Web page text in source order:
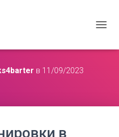
Р
И
в 11/09/2023
в